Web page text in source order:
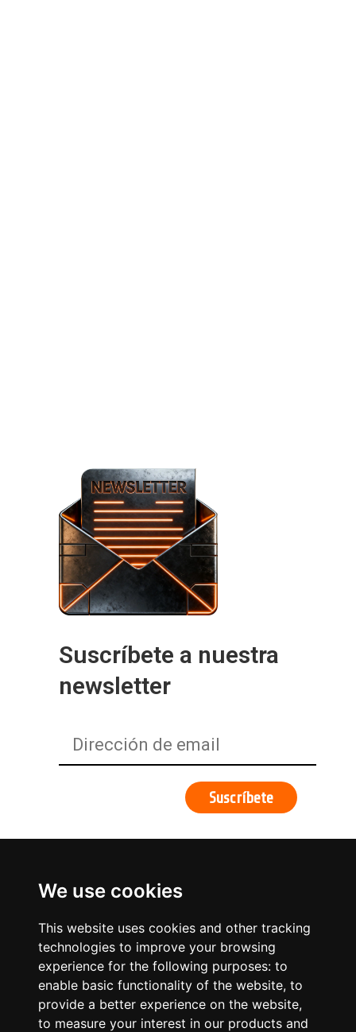
We use cookies
This website uses cookies and other tracking
technologies to improve your browsing
experience for the following purposes: to
enable basic functionality of the website, to
provide a better experience on the website,
to measure your interest in our products and
Suscríbete a nuestra
newsletter